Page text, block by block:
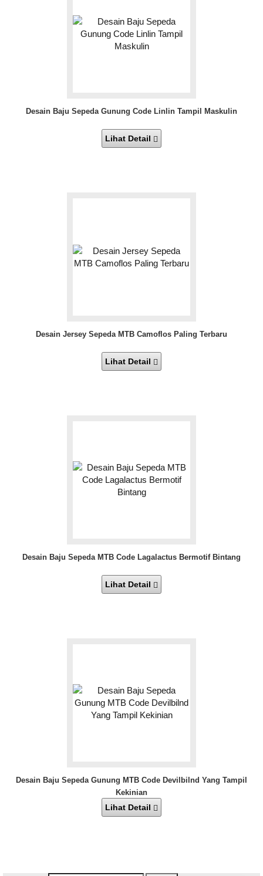
Desain Baju Sepeda Gunung Code Linlin Tampil Maskulin
Lihat Detail
Desain Jersey Sepeda MTB Camoflos Paling Terbaru
Lihat Detail
Desain Baju Sepeda MTB Code Lagalactus Bermotif Bintang
Lihat Detail
Desain Baju Sepeda Gunung MTB Code Devilbilnd Yang Tampil
Kekinian
Lihat Detail